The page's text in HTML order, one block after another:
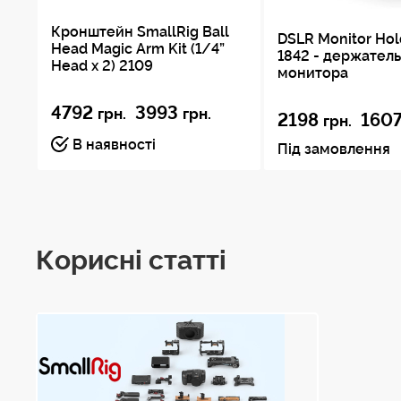
Кронштейн SmallRig Ball
Head Magic Arm Kit (1/4”
Head x 2) 2109
4792 грн. 3993 грн.
В наявності
DSLR Monitor
1842 - держатель
монитора
2198 грн.
Під замовлення
Корисні статті